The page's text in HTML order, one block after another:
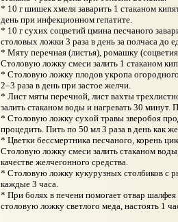
* 10 г шишек хмеля заварить 1 стаканом
день при инфекционном гепатите.
* 10 г сухих соцветий цмина песчаного
столовых ложки 3 раза в день за полчаса до
* Мяту перечная (листья), ромашку
Столовую ложку смеси залить 1 стаканом
* Столовую ложку плодов укропа
2–3 раза в день при застое желчи.
* Лист мяты перечной, лист вахты
залить стаканом воды и нагревать 30
* Столовую ложку сухой травы зверобоя
процедить. Пить по 50 мл 3 раза в день как
* Цветки бессмертника песчаного, корень
Столовую ложку смеси залить стаканом
качестве желчегонного средства.
* Столовую ложку кукурузных столбиков с
каждые 3 часа.
* При болях в печени помогает отвар шалфея
столовую ложку светлого меда, настоять 1